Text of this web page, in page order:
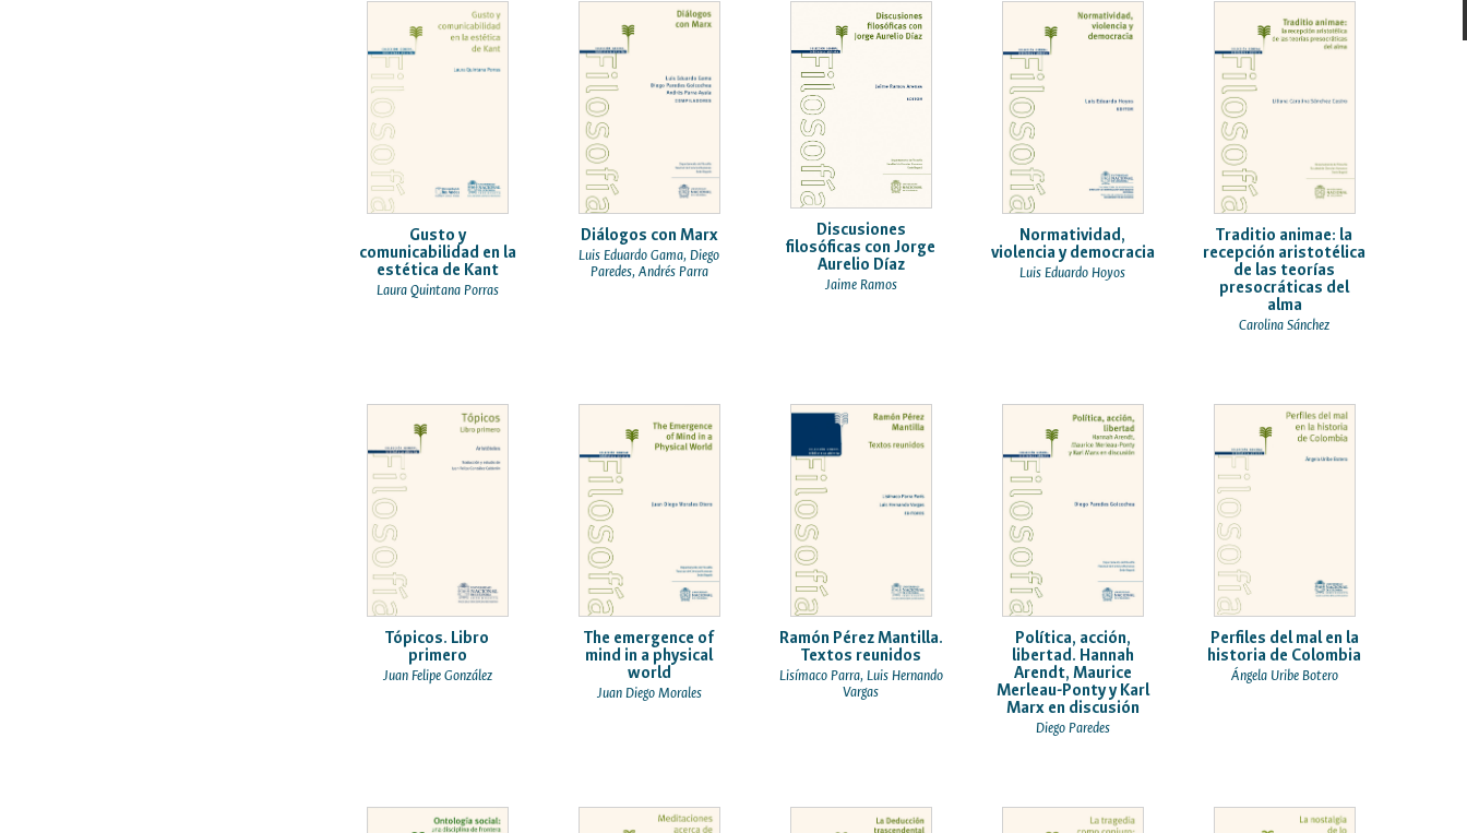
Gusto y
comunicabilidad en la
estética de Kant
Laura Quintana Porras
Diálogos con Marx
Luis Eduardo Gama, Diego
Paredes, Andrés Parra
Discusiones
filosóficas con Jorge
Aurelio Díaz
Jaime Ramos
Normatividad,
violencia y democracia
Luis Eduardo Hoyos
Traditio animae: la
recepción aristotélica
de las teorías
presocráticas del
alma
Carolina Sánchez
Tópicos. Libro
primero
Juan Felipe González
The emergence of
mind in a physical
world
Juan Diego Morales
Ramón Pérez Mantilla.
Textos reunidos
Lisímaco Parra, Luis Hernando
Vargas
Política, acción,
libertad. Hannah
Arendt, Maurice
Merleau-Ponty y Karl
Marx en discusión
Diego Paredes
Perfiles del mal en la
historia de Colombia
Ángela Uribe Botero